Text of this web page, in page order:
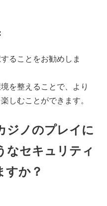
ることをお勧めしま
を整えることで、より
しむことができます。
ジノのプレイに
なセキュリティ
すか？